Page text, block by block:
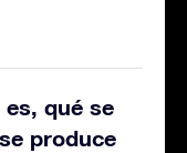
qué se
produce